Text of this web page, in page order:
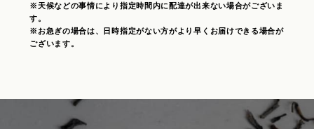
※天候などの事情により指定時間内に配達が出来ない場合がございま
す。
※お急ぎの場合は、日時指定がない方がより早くお届けできる場合が
ございます。